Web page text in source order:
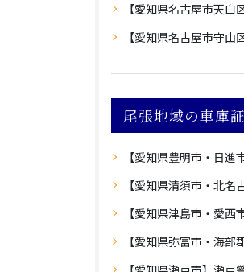
【愛知県名古屋市天白区】天
【愛知県名古屋市守山区・尾張旭市】
尾張地域の車庫
【愛知県豊明市・日進市・長久手市・愛知郡東
【愛知県清須市・北名古屋市・西春日井郡豊山町
【愛知県津島市・愛西市・あま市・海部郡大治
【愛知県弥富市・海部郡蟹江町・海部郡飛島